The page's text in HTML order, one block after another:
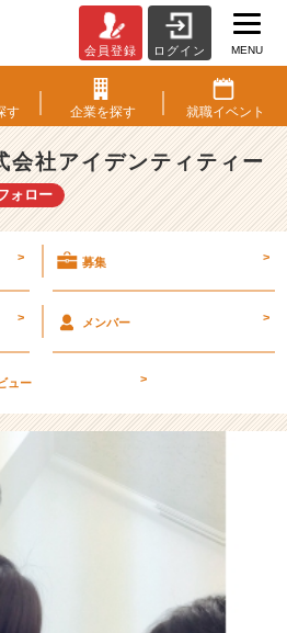
会員登録 ログイン MENU
す 企業を探す 就職イベント
会社アイデンティティー
ォロー
> 募集 >
> メンバー >
ュー >